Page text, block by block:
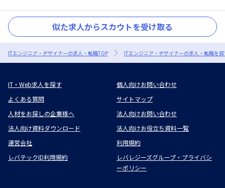
似た求人からスカウトを受け取る
ITエンジニア・デザイナーの求人・転職TOP ITエンジニア・デザイナーの求人・転職を
IT・Web求人を探す
個人向けお問い合わせ
よくある質問
サイトマップ
人材をお探しの企業様へ
法人向けお問い合わせ
法人向け資料ダウンロード
法人向けお役立ち資料一覧
運営会社
利用規約
レバテックID利用規約
レバレジーズグループ・プライバシ
ーポリシー